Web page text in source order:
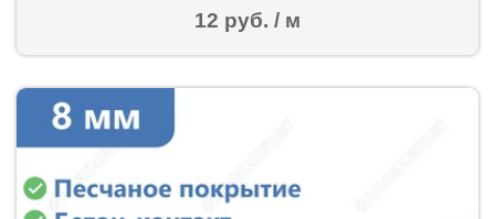
12 руб. / м